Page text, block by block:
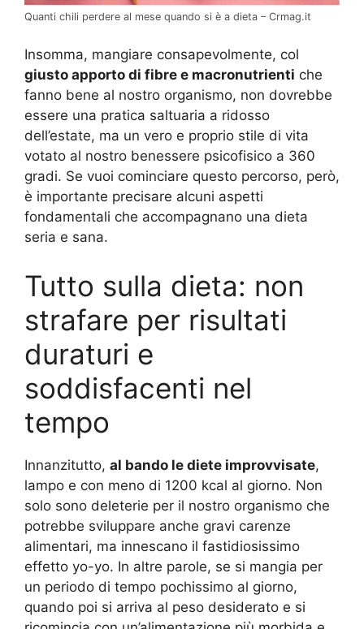
Quanti chili perdere al mese quando si è a dieta – Crmag.it
Insomma, mangiare consapevolmente, col
giusto apporto di fibre e macronutrienti che
fanno bene al nostro organismo, non dovrebbe
essere una pratica saltuaria a ridosso
dell’estate, ma un vero e proprio stile di vita
votato al nostro benessere psicofisico a 360
gradi. Se vuoi cominciare questo percorso, però,
è importante precisare alcuni aspetti
fondamentali che accompagnano una dieta
seria e sana.
Tutto sulla dieta: non
strafare per risultati
duraturi e
soddisfacenti nel
tempo
Innanzitutto, al bando le diete improvvisate,
lampo e con meno di 1200 kcal al giorno. Non
solo sono deleterie per il nostro organismo che
potrebbe sviluppare anche gravi carenze
alimentari, ma innescano il fastidiosissimo
effetto yo-yo. In altre parole, se si mangia per
un periodo di tempo pochissimo al giorno,
quando poi si arriva al peso desiderato e si